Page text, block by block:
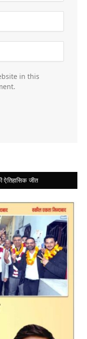
in this
ऐतिहासिक जीत